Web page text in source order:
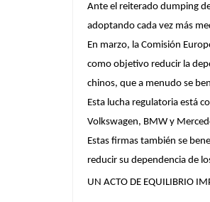
Ante el reiterado dumping
adoptando cada vez más
En marzo, la Comisión
como objetivo reducir la
chinos, que a menudo se
Esta lucha regulatoria está
Volkswagen, BMW y
Estas firmas también se
reducir su dependencia de
UN ACTO DE EQUILIBRIO